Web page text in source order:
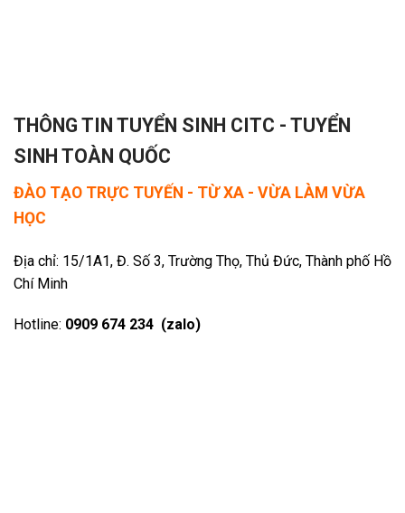
THÔNG TIN TUYỂN SINH CITC - TUYỂN
SINH TOÀN QUỐC
ĐÀO TẠO TRỰC TUYẾN - TỪ XA - VỪA LÀM VỪA
HỌC
Địa chỉ: 15/1A1, Đ. Số 3, Trường Thọ, Thủ Đức, Thành phố Hồ
Chí Minh
Hotline: 0909 674 234 (zalo)